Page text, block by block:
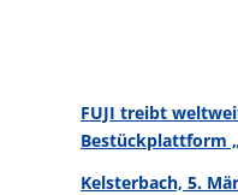
FUJI treibt
Bestückplattform
Kelsterbach, 5.